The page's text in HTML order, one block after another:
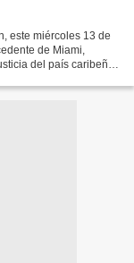
este miércoles 13 de
de Miami,
del país caribeño.